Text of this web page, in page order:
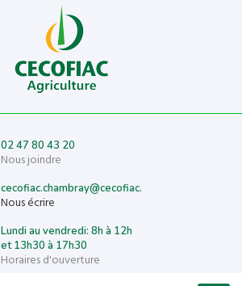
02 47 80 43 20
Nous joindre
cecofiac.chambray@cecofiac.fr
Nous écrire
Lundi au vendredi: 8h à 12h
et 13h30 à 17h30
Horaires d'ouverture